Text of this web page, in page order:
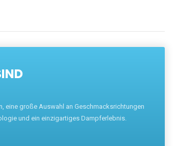
eine große Auswahl an Geschmacksrichtungen
und ein einzigartiges Dampferlebnis.